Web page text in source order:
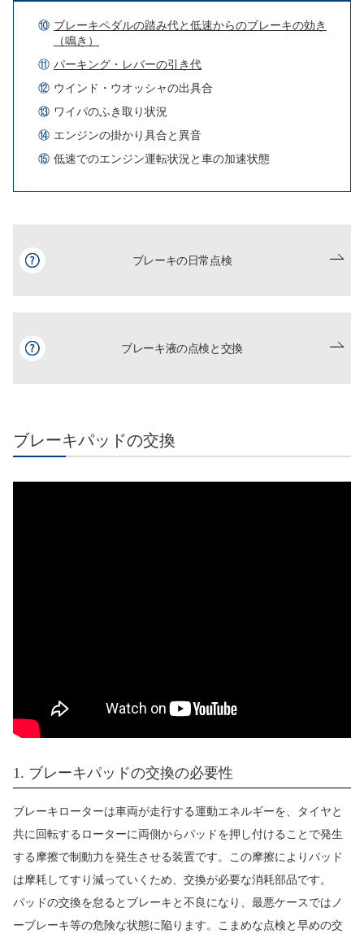
⑩ ブレーキペダルの踏み代と 低速からのブレーキの効き
（鳴き）
⑪ パーキング・レバーの引き代
⑫ ウインド・ウオッシャの出具合
⑬ ワイパのふき取り状況
⑭ エンジンの掛かり具合と異音
⑮ 低速でのエンジン運転状況と車の加速状態
ブレーキの日常点検
ブレーキ液の点検と交換
ブレーキパッドの交換
1. ブレーキパッドの交換の必要性
ブレーキローターは車両が走行する運動エネルギーを、タイヤと
共に回転するローターに両側からパッドを押し付けることで発生
する摩擦で制動力を発生させる装置です。この摩擦によりパッド
は摩耗してすり減っていくため、交換が必要な消耗部品です。
パッドの交換を怠るとブレーキと不良になり、最悪ケースではノ
ーブレーキ等の危険な状態に陥ります。こまめな点検と早めの交